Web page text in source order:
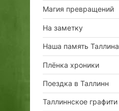
Магия превращений
На заметку
Наша память Таллина
Плёнка хроники
Поездка в Таллинн
Таллиннское графити